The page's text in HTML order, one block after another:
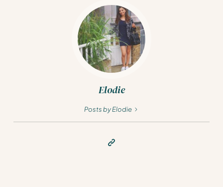
Elodie
Posts by Elodie